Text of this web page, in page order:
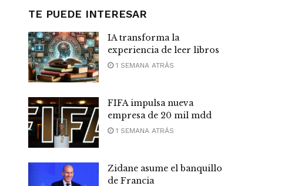
TE PUEDE INTERESAR
IA transforma la
experiencia de leer libros
1 SEMANA ATRÁS
FIFA impulsa nueva
empresa de 20 mil mdd
1 SEMANA ATRÁS
Zidane asume el banquillo
de Francia